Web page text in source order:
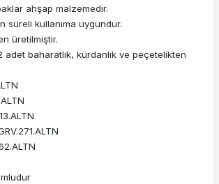
ahşap malzemedir.
süreli kullanıma uygundur.
üretilmiştir.
adet baharatlık, kürdanlık ve peçetelikten